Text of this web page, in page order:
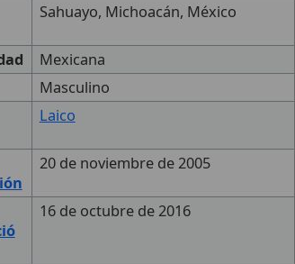
Sahuayo, Michoacán, México
Mexicana
Masculino
Laico
20 de noviembre de 2005
16 de octubre de 2016